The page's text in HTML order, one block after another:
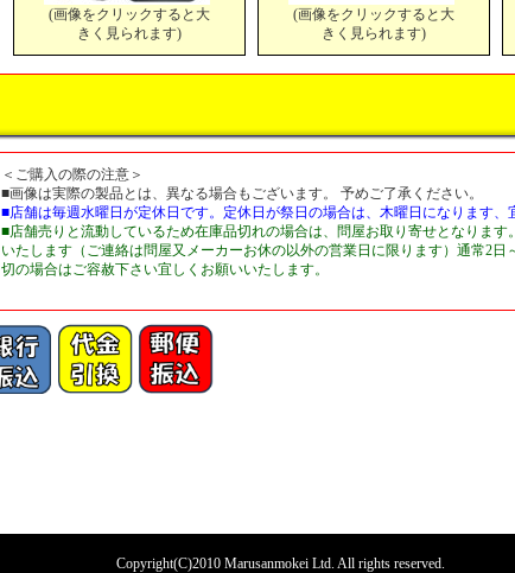
(画像をクリックすると大
きく見られます)
(画像をクリックすると大
きく見られます)
＜ご購入の際の注意＞
■画像は実際の製品とは、異なる場合もございます。 予めご了承ください。
■店舗は毎週水曜日が定休日です。定休日が祭日の場合は、木曜日になります、
■店舗売りと流動しているため在庫品切れの場合は、問屋お取り寄せとなりま
いたします（ご連絡は問屋又メーカーお休の以外の営業日に限ります）通常2日
切の場合はご容赦下さい宜しくお願いいたします。
Copyright(C)2010 Marusanmokei Ltd. All rights reserved.